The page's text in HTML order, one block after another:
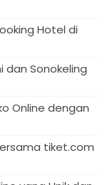
Hotel di
dan Sonokeling
Online dengan
tiket.com